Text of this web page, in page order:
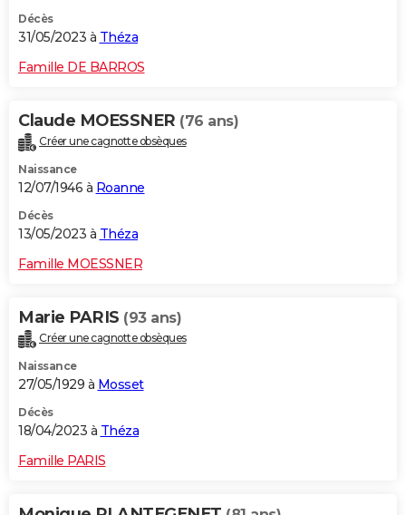
Décès
31/05/2023 à Théza
Famille DE BARROS
Claude MOESSNER (76 ans)
Créer une cagnotte obsèques
Naissance
12/07/1946 à Roanne
Décès
13/05/2023 à Théza
Famille MOESSNER
Marie PARIS (93 ans)
Créer une cagnotte obsèques
Naissance
27/05/1929 à Mosset
Décès
18/04/2023 à Théza
Famille PARIS